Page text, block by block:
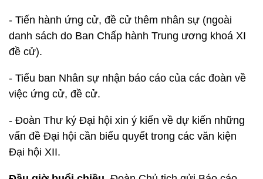
- Tiến hành ứng cử, đề cử thêm nhân sự (ngoài
danh sách do Ban Chấp hành Trung ương khoá XI
đề cử).
- Tiểu ban Nhân sự nhận báo cáo của các đoàn về
việc ứng cử, đề cử.
- Đoàn Thư ký Đại hội xin ý kiến về dự kiến những
vấn đề Đại hội cần biểu quyết trong các văn kiện
Đại hội XII.